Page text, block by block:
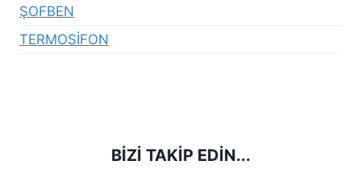
ŞOFBEN
TERMOSİFON
BIZI TAKIP EDIN...